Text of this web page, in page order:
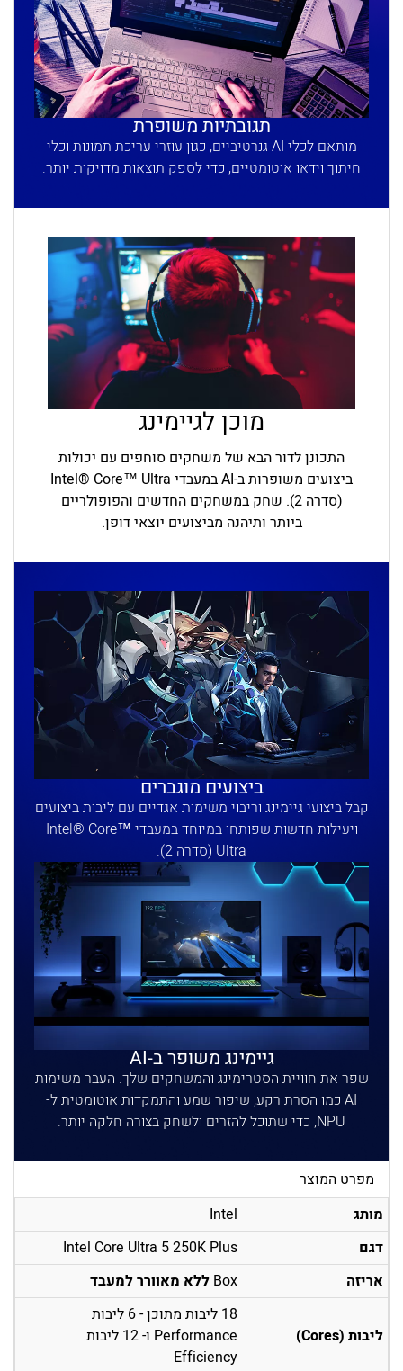
תגובתיות משופרת
מותאם לכלי AI גנרטיביים, כגון עוזרי עריכת תמונות וכלי
חיתוך וידאו אוטומטיים, כדי לספק תוצאות מדויקות יותר.
מוכן לגיימינג
התכונן לדור הבא של משחקים סוחפים עם יכולות
ביצועים משופרות ב-AI במעבדי Intel® Core™ Ultra
(סדרה 2). שחק במשחקים החדשים והפופולריים
ביותר ותיהנה מביצועים יוצאי דופן.
ביצועים מוגברים
קבל ביצועי גיימינג וריבוי משימות אגדיים עם ליבות ביצועים
ויעילות חדשות שפותחו במיוחד במעבדי Intel® Core™
Ultra (סדרה 2).
גיימינג משופר ב-AI
שפר את חוויית הסטרימינג והמשחקים שלך. העבר משימות
AI כמו הסרת רקע, שיפור שמע והתמקדות אוטומטית ל-
NPU, כדי שתוכל להזרים ולשחק בצורה חלקה יותר.
מפרט המוצר
מותג
Intel
דגם
Intel Core Ultra 5 250K Plus
אריזה
Box ללא מאוורר למעבד
ליבות (Cores)
18 ליבות מתוכן - 6 ליבות
Performance ו- 12 ליבות
Efficiency